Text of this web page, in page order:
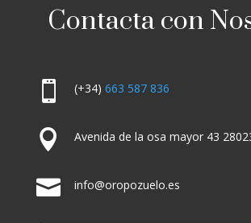
Contacta con
 (+34) 663 587 836
 Avenida de la osa mayor 43
 info@oropozuelo.es